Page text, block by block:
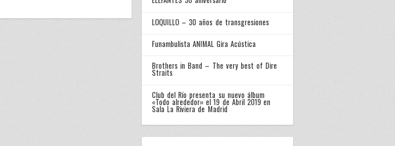
LOQUILLO – 30 años de transgresiones
Funambulista ANIMAL Gira Acústica
Brothers in Band – The very best of Dire
Straits
Club del Río presenta su nuevo álbum
«Todo alrededor» el 19 de Abril 2019 en
Sala La Riviera de Madrid